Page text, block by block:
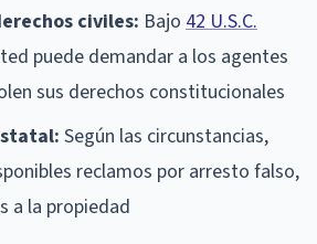
civiles: Bajo 42 U.S.C.
puede demandar a los agentes
sus derechos constitucionales
Según las circunstancias,
reclamos por arresto falso,
a la propiedad